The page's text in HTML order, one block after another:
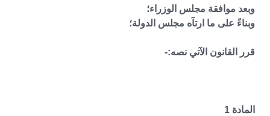
وبعد موافقة مجلس الوزراء؛
وبناءً على ما ارتآه مجلس الدولة؛
قرر القانون الآتي نصه:-
المادة 1